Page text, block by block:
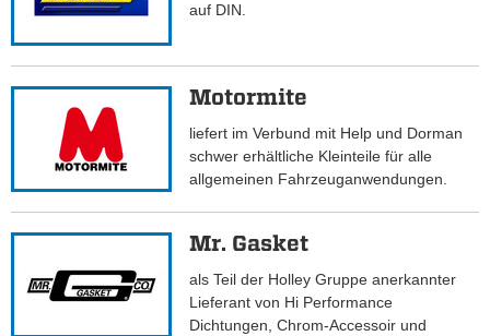
auf DIN.
Motormite
liefert im Verbund mit Help und Dorman
schwer erhältliche Kleinteile für alle
allgemeinen Fahrzeuganwendungen.
Mr. Gasket
als Teil der Holley Gruppe anerkannter
Lieferant von Hi Performance
Dichtungen, Chrom-Accessoir und